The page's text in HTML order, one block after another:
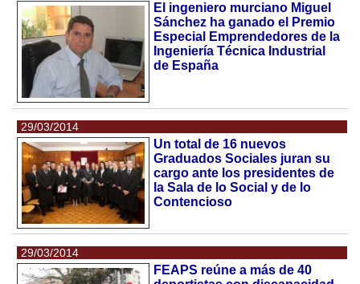
El ingeniero murciano Miguel
Sánchez ha ganado el Premio
Especial Emprendedores de la
Ingeniería Técnica Industrial
de España
29/03/2014
Un total de 16 nuevos
Graduados Sociales juran su
cargo ante los presidentes de
la Sala de lo Social y de lo
Contencioso
29/03/2014
FEAPS reúne a más de 40